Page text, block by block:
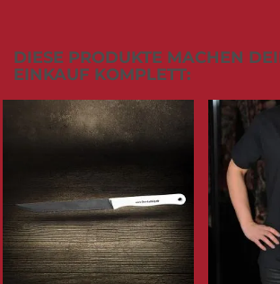
DIESE PRODUKTE MACHEN
EINKAUF KOMPLETT: